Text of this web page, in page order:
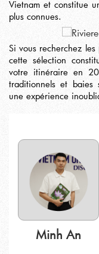
Vietnam et constitue
plus connues.
Si vous recherchez les
cette sélection
votre itinéraire en
traditionnels et baies
une expérience
Minh An